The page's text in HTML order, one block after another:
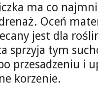
ma co
Oceń
jest dla
sprzyja tym
przesadzeniu i
korzenie.